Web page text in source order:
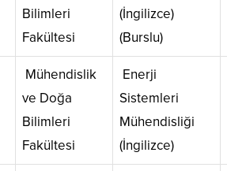
Bilimleri
Fakültesi
(İngilizce)
(Burslu)
Mühendislik
ve Doğa
Bilimleri
Fakültesi
Enerji
Sistemleri
Mühendisliği
(İngilizce)